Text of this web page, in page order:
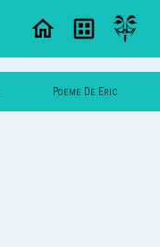
Poeme De Eric